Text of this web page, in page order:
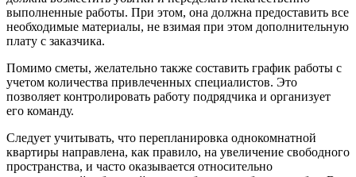
выполненные работы. При этом, она должна предоставить все
необходимые материалы, не взимая при этом дополнительную
плату с заказчика.
Помимо сметы, желательно также составить график работы с
учетом количества привлеченных специалистов. Это
позволяет контролировать работу подрядчика и организует
его команду.
Следует учитывать, что перепланировка однокомнатной
квартиры направлена, как правило, на увеличение свободного
пространства, и часто оказывается относительно